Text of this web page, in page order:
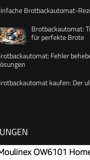
Brotbackautomat-
Brotbackautomat:
für perfekte Brote
Fehler
kaufen: Der
OW6101